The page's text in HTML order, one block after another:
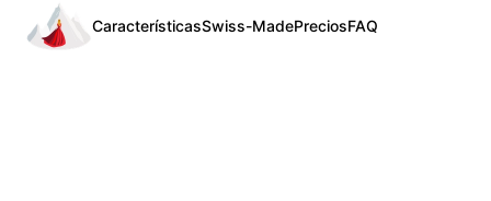
CaracterísticasSwiss-MadePreciosFAQ